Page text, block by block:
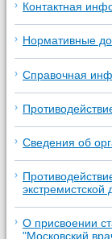
Контактная
Нормативные
Справочная
Сведения об
экстремистской
О присвоении
"Московский